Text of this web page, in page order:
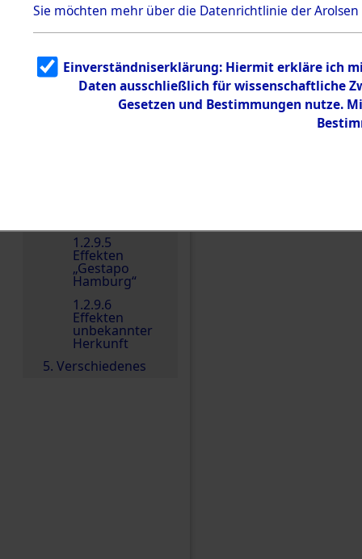
Bayerisches
Dokument
e
1.2.9.5
Effekten
„Gestapo
Hamburg“
1.2.9.6
Effekten
unbekannter
Herkunft
5. Verschiedenes
Sie möchten mehr über die Datenrichtlinie der Arolsen
Einverständniserklärung: Hiermit erkläre ich
Daten ausschließlich für wissenschaftliche
Gesetzen und Bestimmungen nutze.